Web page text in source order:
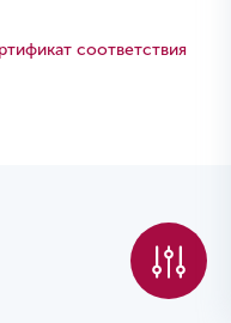
соответствия